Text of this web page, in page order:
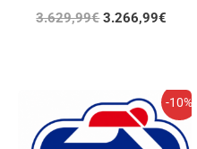
3.629,99€ 3.266,99€
-10%
precio
original
El
precio
actual